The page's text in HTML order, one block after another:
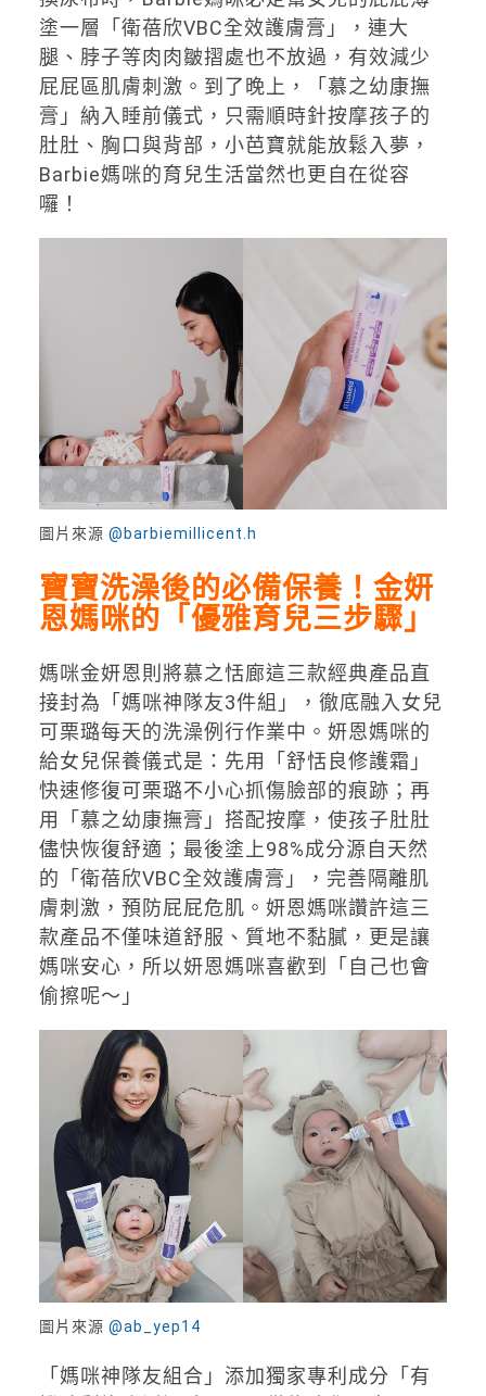
塗一層「衛蓓欣VBC全效護膚膏」，連大
腿、脖子等肉肉皺摺處也不放過，有效減少
屁屁區肌膚刺激。到了晚上，「慕之幼康撫
膏」納入睡前儀式，只需順時針按摩孩子的
肚肚、胸口與背部，小芭寶就能放鬆入夢，
Barbie媽咪的育兒生活當然也更自在從容
囉！
圖片來源 @barbiemillicent.h
寶寶洗澡後的必備保養！金妍
恩媽咪的「優雅育兒三步驟」
媽咪金妍恩則將慕之恬廊這三款經典產品直
接封為「媽咪神隊友3件組」，徹底融入女兒
可栗璐每天的洗澡例行作業中。妍恩媽咪的
給女兒保養儀式是：先用「舒恬良修護霜」
快速修復可栗璐不小心抓傷臉部的痕跡；再
用「慕之幼康撫膏」搭配按摩，使孩子肚肚
儘快恢復舒適；最後塗上98%成分源自天然
的「衛蓓欣VBC全效護膚膏」，完善隔離肌
膚刺激，預防屁屁危肌。妍恩媽咪讚許這三
款產品不僅味道舒服、質地不黏膩，更是讓
媽咪安心，所以妍恩媽咪喜歡到「自己也會
偷擦呢～」
圖片來源 @ab_yep14
「媽咪神隊友組合」添加獨家專利成分「有